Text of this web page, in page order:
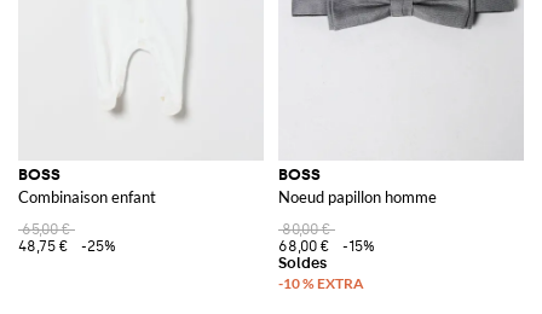
BOSS
Combinaison enfant
65,00 €
48,75 €
-25%
BOSS
Noeud papillon homme
80,00 €
68,00 €
-15%